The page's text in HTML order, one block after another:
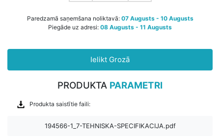
Paredzamā saņemšana noliktavā: 07 Augusts - 10 Augusts
Piegāde uz adresi: 08 Augusts - 11 Augusts
Ielikt Grozā
PRODUKTA PARAMETRI
Produkta saistītie faili:
194566-1_7-TEHNISKA-SPECIFIKACIJA.pdf